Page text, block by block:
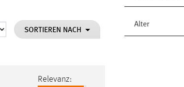
Alter
SORTIEREN NACH
Relevanz: